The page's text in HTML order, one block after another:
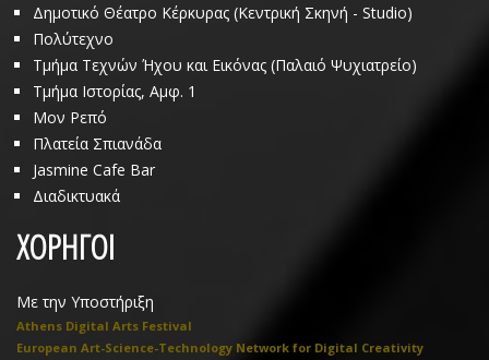
Δημοτικό Θέατρο Κέρκυρας (Κεντρική Σκηνή - Studio)
Πολύτεχνο
Τμήμα Τεχνών Ήχου και Εικόνας (Παλαιό Ψυχιατρείο)
Τμήμα Ιστορίας, Αμφ. 1
Μον Ρεπό
Πλατεία Σπιανάδα
Jasmine Cafe Bar
Διαδικτυακά
ΧΟΡΗΓΟΙ
Με την Υποστήριξη
Athens Digital Arts Festival
European Art-Science-Technology Network for Digital Creativity